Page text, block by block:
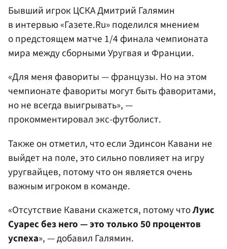
Бывший игрок ЦСКА Дмитрий Галямин
в интервью «Газете.Ru» поделился мнением
о предстоящем матче 1/4 финала чемпионата
мира между сборными Уругвая и Франции.
«Для меня фавориты — французы. Но на этом
чемпионате фавориты могут быть фаворитами,
но не всегда выигрывать», —
прокомментировал экс-футболист.
Также он отметил, что если Эдинсон Кавани не
выйдет на поле, это сильно повлияет на игру
уругвайцев, потому что он является очень
важным игроком в команде.
«Отсутствие Кавани скажется, потому чтоЛуис
Суарес без него — это только 50 процентов
успеха», — добавил Галямин.